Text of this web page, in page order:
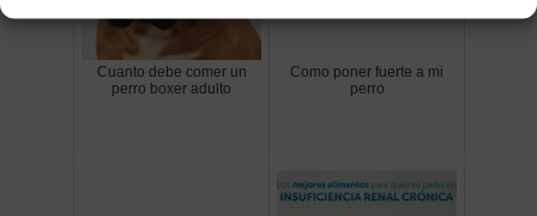
Cuanto debe comer un
perro boxer adulto
Como poner fuerte a mi
perro